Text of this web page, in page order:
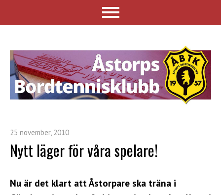
25 november, 2010
Nytt läger för våra spelare!
Nu är det klart att Åstorpare ska träna i